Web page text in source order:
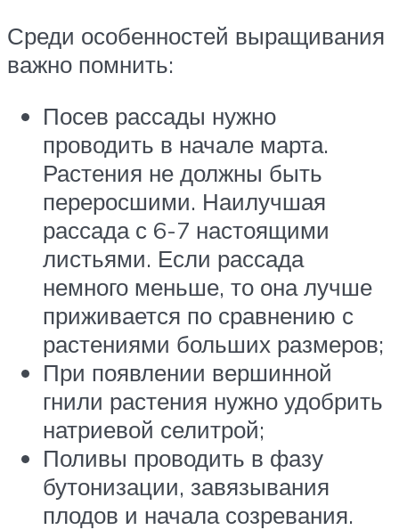
Среди особенностей выращивания
важно помнить:
Посев рассады нужно
проводить в начале марта.
Растения не должны быть
переросшими. Наилучшая
рассада с 6-7 настоящими
листьями. Если рассада
немного меньше, то она лучше
приживается по сравнению с
растениями больших размеров;
При появлении вершинной
гнили растения нужно удобрить
натриевой селитрой;
Поливы проводить в фазу
бутонизации, завязывания
плодов и начала созревания.